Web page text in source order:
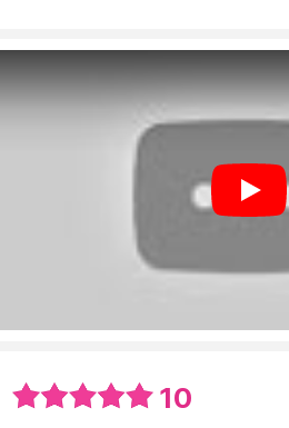
Play
10